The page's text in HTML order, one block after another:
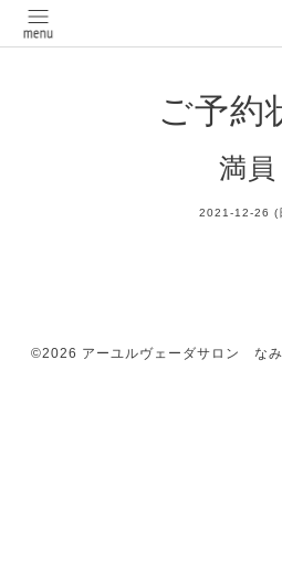
ご予約
満員
2021-12-26 (
©2026 アーユルヴェーダサロン なみ